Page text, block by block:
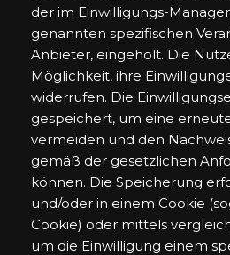
der im Einwilligungs-
genannten spezifischen
Anbieter, eingeholt. Die
Möglichkeit, ihre
widerrufen. Die
gespeichert, um eine
vermeiden und den
gemäß der gesetzlichen
können. Die Speicherung
und/oder in einem Cookie
Cookie) oder mittels
um die Einwilligung einem